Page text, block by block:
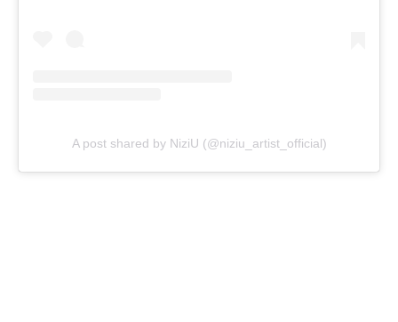
A post shared by NiziU (@niziu_artist_official)